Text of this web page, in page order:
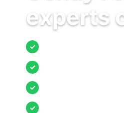
experts
✓
✓
✓
✓